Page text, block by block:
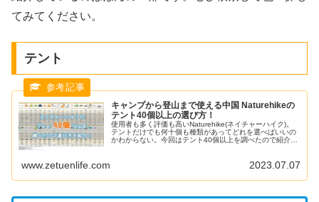
てみてください。
テント
キャンプから登山まで使える中国 Naturehikeの
テント40個以上の選び方！
使用者も多く評価も高いNaturehike(ネイチャーハイク)。
テントだけでも何十個も種類があってどれを選べばいいの
かわからない。今回はテント40個以上を調べたので紹介し
www.zetuenlife.com 2023.07.07